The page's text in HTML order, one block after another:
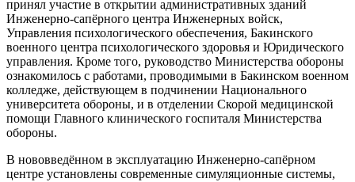
принял участие в открытии административных зданий
Инженерно-сапёрного центра Инженерных войск,
Управления психологического обеспечения, Бакинского
военного центра психологического здоровья и Юридического
управления. Кроме того, руководство Министерства обороны
ознакомилось с работами, проводимыми в Бакинском военном
колледже, действующем в подчинении Национального
университета обороны, и в отделении Скорой медицинской
помощи Главного клинического госпиталя Министерства
обороны.
В нововведённом в эксплуатацию Инженерно-сапёрном
центре установлены современные симуляционные системы,